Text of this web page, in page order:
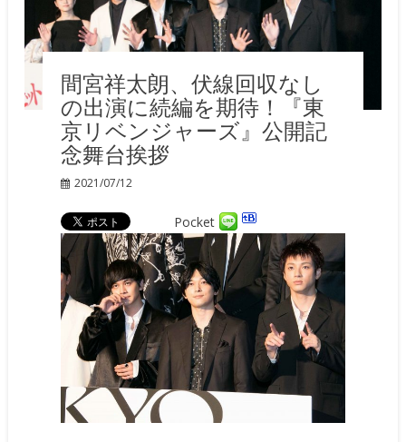
間宮祥太朗、伏線回収なし
の出演に続編を期待！『東
京リベンジャーズ』公開記
念舞台挨拶
2021/07/12
Pocket